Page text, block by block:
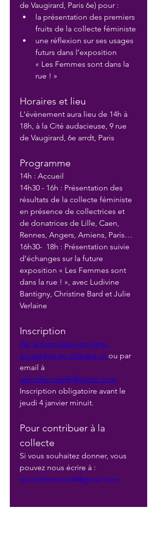
de Vaugirard, Paris 6e) pour :
la présentation des premiers
fruits de la collecte féministe
une réflexion sur ses usages
futurs dans l’exposition
« Les Femmes sont dans la
rue ! »
Horaires et lieu
L'évènement aura lieu de 14h à
18h, à la Cité audacieuse, 9 rue
de Vaugirard, 6e arrdt, Paris
Programme
14h : Accueil
14h30 - 16h : Présentation des
résultats de la collecte féministe
en présence de collectrices et
de donatrices de Lille, Caen,
Rennes, Angers, Amiens, Paris…
16h30-  18h : Présentation suivie
d’échanges sur la future
exposition « Les Femmes sont
dans la rue ! », avec Ludivine
Bantigny, Christine Bard et Julie
Verlaine
Inscription
Par le formulaire en ligne,
accessible en cliquant ici ou par
email à
assoafemuse49@gmail.com
Inscription obligatoire avant le
jeudi 4 janvier minuit.
Pour contribuer à la
collecte
Si vous souhaitez donner, vous
pouvez nous écrire à :
recoltefeministe@gmail.com